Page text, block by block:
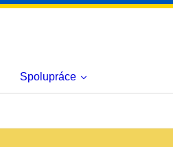
Spolupráce